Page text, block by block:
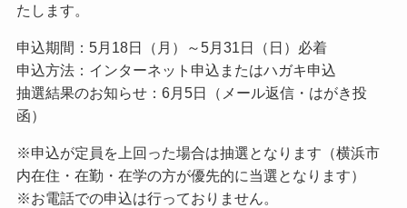
たします。
申込期間：5月18日（月）～5月31日（日）必着
申込方法：インターネット申込またはハガキ申込
抽選結果のお知らせ：6月5日（メール返信・はがき投
函）
※申込が定員を上回った場合は抽選となります（横浜市
内在住・在勤・在学の方が優先的に当選となります）
※お電話での申込は行っておりません。